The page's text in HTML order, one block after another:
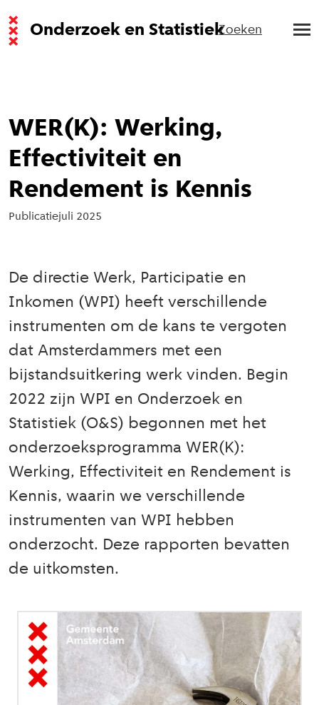
Onderzoek en StatistiekZoeken
WER(K): Werking,
Effectiviteit en
Rendement is Kennis
Publicatiejuli 2025
De directie Werk, Participatie en
Inkomen (WPI) heeft verschillende
instrumenten om de kans te vergoten
dat Amsterdammers met een
bijstandsuitkering werk vinden. Begin
2022 zijn WPI en Onderzoek en
Statistiek (O&S) begonnen met het
onderzoeksprogramma WER(K):
Werking, Effectiviteit en Rendement is
Kennis, waarin we verschillende
instrumenten van WPI hebben
onderzocht. Deze rapporten bevatten
de uitkomsten.